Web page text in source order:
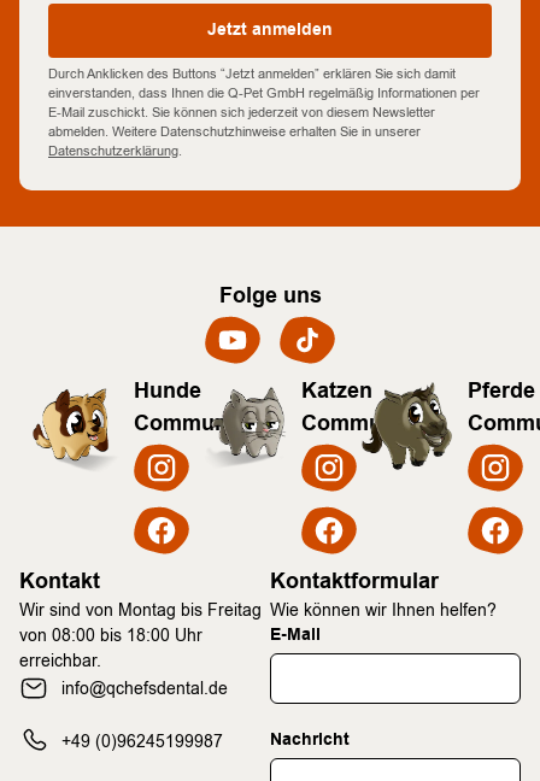
Jetzt anmelden
Durch Anklicken des Buttons “Jetzt anmelden” erklären Sie sich damit
einverstanden, dass Ihnen die Q-Pet GmbH regelmäßig Informationen per
E-Mail zuschickt. Sie können sich jederzeit von diesem Newsletter
abmelden. Weitere Datenschutzhinweise erhalten Sie in unserer
Datenschutzerklärung.
Folge uns
Hunde
Community
Katzen
Community
Pferde
Kontakt
Wir sind von Montag bis Freitag
von 08:00 bis 18:00 Uhr
erreichbar.
info@qchefsdental.de
+49 (0)96245199987
Kontaktformular
Wie können wir Ihnen helfen?
E-Mail
Nachricht